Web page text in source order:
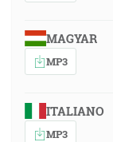
MAGYAR
MP3
ITALIANO
MP3